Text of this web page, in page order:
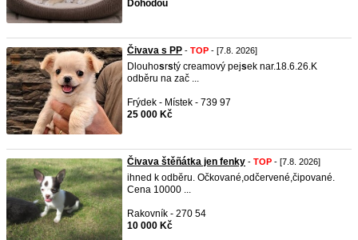
Dohodou
Čivava s PP - TOP - [7.8. 2026]
Dlouhosrstý creamový pejsek nar.18.6.26.K
odběru na zač ...
Frýdek - Místek - 739 97
25 000 Kč
Čivava štěñátka jen fenky - TOP - [7.8. 2026]
ihned k odbĕru. Očkované,odčervené,čipované.
Cena 10000 ...
Rakovník - 270 54
10 000 Kč